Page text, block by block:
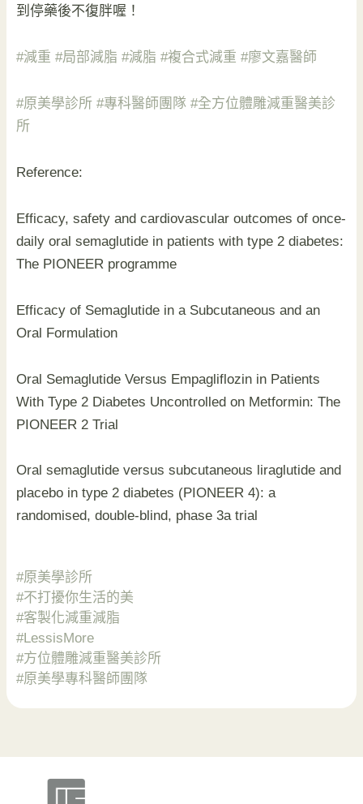
到停藥後不復胖喔！
#減重 #局部減脂 #減脂 #複合式減重 #廖文嘉醫師
#原美學診所 #專科醫師團隊 #全方位體雕減重醫美診
所
Reference:
Efficacy, safety and cardiovascular outcomes of once-
daily oral semaglutide in patients with type 2 diabetes:
The PIONEER programme
Efficacy of Semaglutide in a Subcutaneous and an
Oral Formulation
Oral Semaglutide Versus Empagliflozin in Patients
With Type 2 Diabetes Uncontrolled on Metformin: The
PIONEER 2 Trial
Oral semaglutide versus subcutaneous liraglutide and
placebo in type 2 diabetes (PIONEER 4): a
randomised, double-blind, phase 3a trial
#原美學診所
#不打擾你生活的美
#客製化減重減脂
#LessisMore
#方位體雕減重醫美診所
#原美學專科醫師團隊